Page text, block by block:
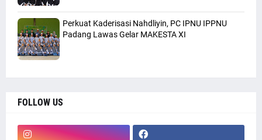
Perkuat Kaderisasi Nahdliyin, PC IPNU IPPNU
Padang Lawas Gelar MAKESTA XI
FOLLOW US